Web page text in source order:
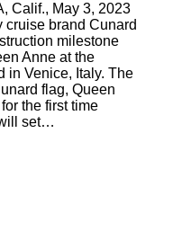
Calif., May 3, 2023
brand Cunard
milestone
Anne at the
in Venice, Italy. The
flag, Queen
the first time
set…